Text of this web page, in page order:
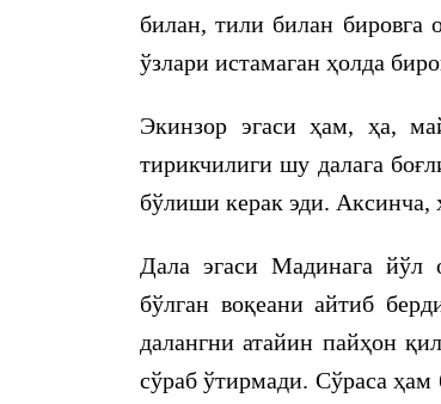
билан, тили билан
ўзлари истамаган ҳолда
Экинзор эгаси ҳам, ҳа,
тирикчилиги шу далага
бўлиши керак эди. Аксинча,
Дала эгаси Мадинага йўл
бўлган воқеани айтиб
далангни атайин пайҳон
сўраб ўтирмади. Сўраса